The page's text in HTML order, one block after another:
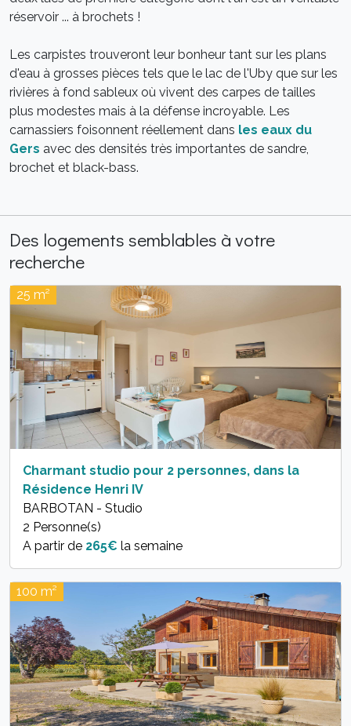
réservoir ... à brochets !
Les carpistes trouveront leur bonheur tant sur les plans
d'eau à grosses pièces tels que le lac de l'Uby que sur les
rivières à fond sableux où vivent des carpes de tailles
plus modestes mais à la défense incroyable. Les
carnassiers foisonnent réellement dans les eaux du
Gers avec des densités très importantes de sandre,
brochet et black-bass.
Des logements semblables à votre
recherche
25 m²
Charmant studio pour 2 personnes, dans la
Résidence Henri IV
BARBOTAN - Studio
2 Personne(s)
A partir de 265€ la semaine
100 m²